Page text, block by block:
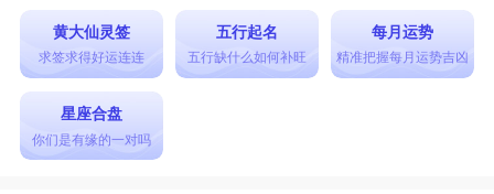
黄大仙灵签
求签求得好运连连
五行起名
五行缺什么如何补旺
每月运势
精准把握每月运势吉凶
星座合盘
你们是有缘的一对吗